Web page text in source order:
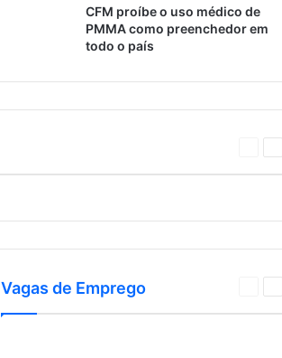
CFM proíbe o uso médico de
PMMA como preenchedor em
todo o país
Vagas de Emprego